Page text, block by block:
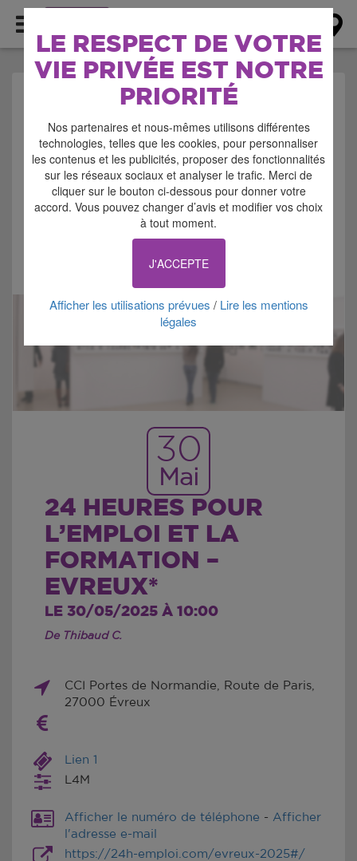
LE RESPECT DE VOTRE
VIE PRIVÉE EST NOTRE
PRIORITÉ
Nos partenaires et nous-mêmes utilisons différentes
technologies, telles que les cookies, pour personnaliser
les contenus et les publicités, proposer des fonctionnalités
sur les réseaux sociaux et analyser le trafic. Merci de
cliquer sur le bouton ci-dessous pour donner votre
accord. Vous pouvez changer d’avis et modifier vos choix
à tout moment.
J'ACCEPTE
Afficher les utilisations prévues / Lire les mentions
légales
AGENDA >
EXPOSITION - SALON -
FOIRE
Signaler cette annonce
30
Mai
24 HEURES POUR
L’EMPLOI ET LA
FORMATION –
EVREUX*
LE 30/05/2025 À 10:00
De Thibaud C.
CCI Portes de Normandie, Route de Paris,
27000 Évreux
Lien 1
L4M
Afficher le numéro de téléphone - Afficher
l'adresse e-mail
https://24h-emploi.com/evreux-2025#/